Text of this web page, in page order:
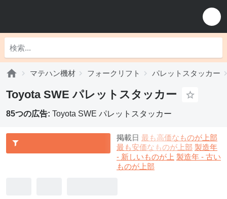
マテハン機材 フォークリフト パレットスタッカー
Toyota SWE パレットスタッカー
85つの広告: Toyota SWE パレットスタッカー
掲載日 最も高価なものが上部
最も安価なものが上部 製造年
- 新しいものが上 製造年 - 古い
ものが上部